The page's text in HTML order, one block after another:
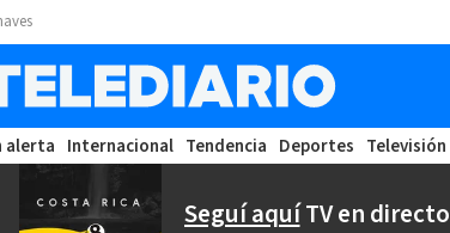
alerta Internacional Tendencia Deportes Televisión
Seguí aquíTV en directo